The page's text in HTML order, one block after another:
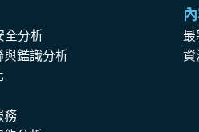
全分析
鑑識分析
務
資